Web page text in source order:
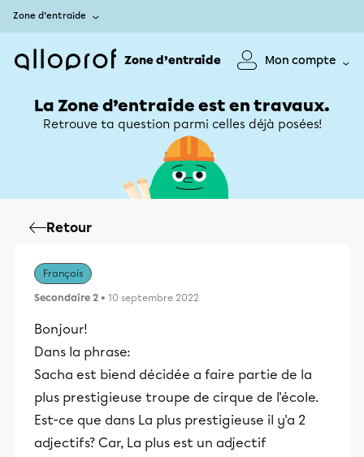
Zone d’entraide
Zone d’entraide Mon compte
La Zone d’entraide est en travaux.
Retrouve ta question parmi celles déjà posées!
Retour
Français
Secondaire 2 • 10 septembre 2022
Bonjour!
Dans la phrase:
Sacha est biend décidée a faire partie de la
plus prestigieuse troupe de cirque de l'école.
Est-ce que dans La plus prestigieuse il y'a 2
adjectifs? Car, La plus est un adjectif